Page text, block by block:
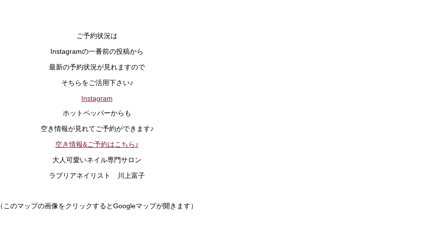
ご予約状況は
Instagramの一番前の投稿から
最新の予約状況が見れますので
そちらをご活用下さい♪
Instagram
ホットペッパーからも
空き情報が見れてご予約ができます♪
空き情報&ご予約はこちら♪
大人可愛いネイル専門サロン
ラブリアネイリスト 川上富子
（このマップの画像をクリックするとGoogleマップが開きます）